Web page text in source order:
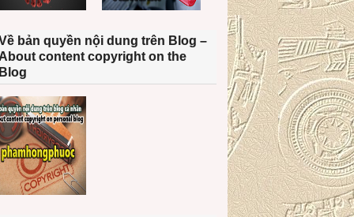
bản quyền nội dung trên Blog –
content copyright on the
Blog